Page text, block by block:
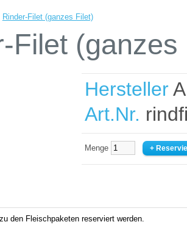
Rinder-Filet (ganzes Filet)
Filet (ganzes
Hersteller
Art.Nr.
Menge
den Fleischpaketen reserviert werden.